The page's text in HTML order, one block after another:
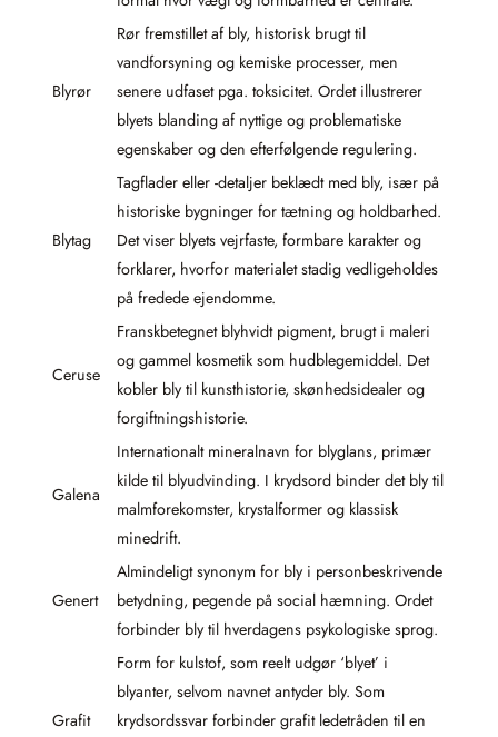
Blyrør
Rør fremstillet af bly, historisk brugt til
vandforsyning og kemiske processer, men
senere udfaset pga. toksicitet. Ordet illustrerer
blyets blanding af nyttige og problematiske
egenskaber og den efterfølgende regulering.
Blytag
Tagflader eller -detaljer beklædt med bly, især på
historiske bygninger for tætning og holdbarhed.
Det viser blyets vejrfaste, formbare karakter og
forklarer, hvorfor materialet stadig vedligeholdes
på fredede ejendomme.
Ceruse
Franskbetegnet blyhvidt pigment, brugt i maleri
og gammel kosmetik som hudblegemiddel. Det
kobler bly til kunsthistorie, skønhedsidealer og
forgiftningshistorie.
Galena
Internationalt mineralnavn for blyglans, primær
kilde til blyudvinding. I krydsord binder det bly til
malmforekomster, krystalformer og klassisk
minedrift.
Genert
Almindeligt synonym for bly i personbeskrivende
betydning, pegende på social hæmning. Ordet
forbinder bly til hverdagens psykologiske sprog.
Grafit
Form for kulstof, som reelt udgør ‘blyet’ i
blyanter, selvom navnet antyder bly. Som
krydsordssvar forbinder grafit ledetråden til en